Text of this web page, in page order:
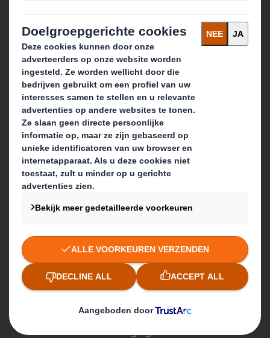
Over DS Smith
Over International Paper
Duurzaamheid
Nieuws & updates
Werken bij DS Smith
Producten & services
Packaging solutions
Paper products
Recycling services
Contact
Onze locaties